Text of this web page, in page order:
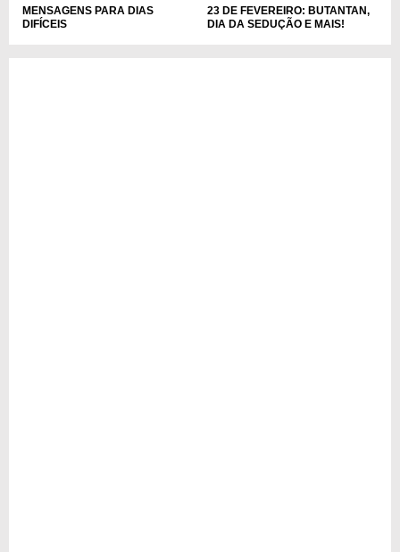
MENSAGENS PARA DIAS
DIFÍCEIS
23 DE FEVEREIRO: BUTANTAN,
DIA DA SEDUÇÃO E MAIS!